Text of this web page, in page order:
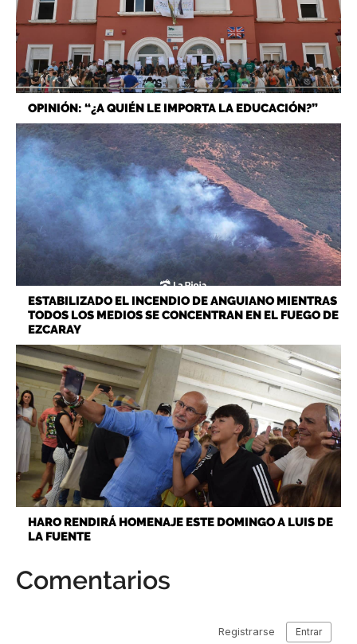
OPINIÓN: “¿A QUIÉN LE IMPORTA LA EDUCACIÓN?”
ESTABILIZADO EL INCENDIO DE ANGUIANO MIENTRAS
TODOS LOS MEDIOS SE CONCENTRAN EN EL FUEGO DE
EZCARAY
HARO RENDIRÁ HOMENAJE ESTE DOMINGO A LUIS DE
LA FUENTE
Comentarios